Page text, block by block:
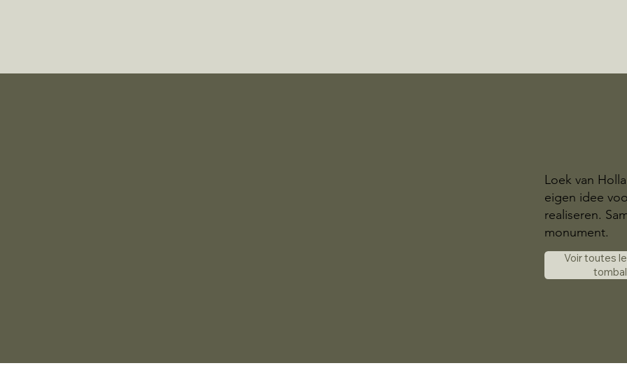
Loek van
eigen idee
realiseren.
monument.
Voir toutes